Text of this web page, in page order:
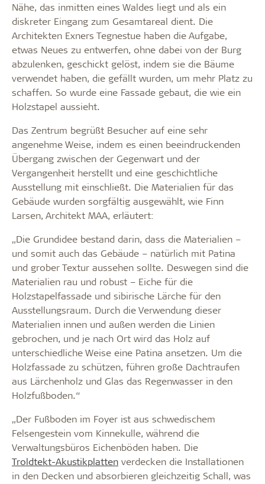
Nähe, das inmitten eines Waldes liegt und als ein
diskreter Eingang zum Gesamtareal dient. Die
Architekten Exners Tegnestue haben die Aufgabe,
etwas Neues zu entwerfen, ohne dabei von der Burg
abzulenken, geschickt gelöst, indem sie die Bäume
verwendet haben, die gefällt wurden, um mehr Platz zu
schaffen. So wurde eine Fassade gebaut, die wie ein
Holzstapel aussieht.
Das Zentrum begrüßt Besucher auf eine sehr
angenehme Weise, indem es einen beeindruckenden
Übergang zwischen der Gegenwart und der
Vergangenheit herstellt und eine geschichtliche
Ausstellung mit einschließt. Die Materialien für das
Gebäude wurden sorgfältig ausgewählt, wie Finn
Larsen, Architekt MAA, erläutert:
„Die Grundidee bestand darin, dass die Materialien –
und somit auch das Gebäude – natürlich mit Patina
und grober Textur aussehen sollte. Deswegen sind die
Materialien rau und robust – Eiche für die
Holzstapelfassade und sibirische Lärche für den
Ausstellungsraum. Durch die Verwendung dieser
Materialien innen und außen werden die Linien
gebrochen, und je nach Ort wird das Holz auf
unterschiedliche Weise eine Patina ansetzen. Um die
Holzfassade zu schützen, führen große Dachtraufen
aus Lärchenholz und Glas das Regenwasser in den
Holzfußboden.“
„Der Fußboden im Foyer ist aus schwedischem
Felsengestein vom Kinnekulle, während die
Verwaltungsbüros Eichenböden haben. Die
Troldtekt-Akustikplatten verdecken die Installationen
in den Decken und absorbieren gleichzeitig Schall, was